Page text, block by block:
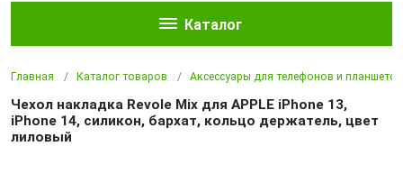
Каталог
Главная Каталог товаров Аксессуары для телефонов и планшетов
Чехол накладка Revole Mix для APPLE iPhone 13,
iPhone 14, силикон, бархат, кольцо держатель, цвет
лиловый